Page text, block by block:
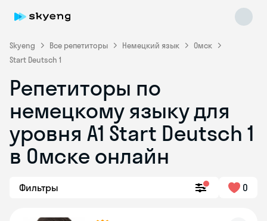
Skyeng Все репетиторы Немецкий язык
Омск
Start Deutsch 1
Репетиторы по
немецкому языку для
уровня A1 Start Deutsch 1
в Омске онлайн
Фильтры 0
Skyeng Chat